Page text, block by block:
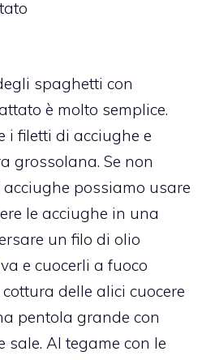
spaghetti con
è molto semplice.
i filetti di acciughe e
grossolana. Se non
possiamo usare
le acciughe in una
un filo di olio
e cuocerli a fuoco
delle alici cuocere
pentola grande con
sale. Al tegame con le